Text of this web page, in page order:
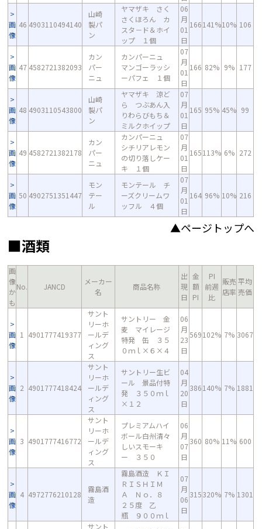
画
像
46 4903110494140
山崎
製パ
ン
ヤマザキ さく
さくほろん カ
スタ－ド＆ホイ
ップ １個
06
月
01
日
166141%10% 106
画
像
47 4582721382093
カン
パー
ニュ
カンパーニュ
マンゴーラッシ
ーパフェ １個
07
月
01
日
166 82% 9% 177
画
像
48 4903110543800
山崎
製パ
ン
ヤマザキ 涼ど
ら つぶあん入
りわらびもち＆
ミルクホイップ
07
月
01
日
165 95% 45% 99
画
像
49 4582721382178
カン
パー
ニュ
カンパーニュ
シチリアレモン
の切り落しケー
キ １個
07
月
01
日
165113% 6% 272
画
像
50 4902751351447
モン
テー
ル
モンテール チ
ーズクリームワ
ッフル ４個
07
月
01
日
164 96% 10% 216
▲ページトップへ
■酒類
画
像
か
も
No. JANCD
メーカー
名
商品名称
出
現
日
金
額
PI
PI
前週
比
販売
店率
平均
売価
画
像
1 4901777419377
サント
リーホ
ールデ
ィング
ス
サントリー 金
麦 マイレージ
特発 缶 ３５
０ｍｌ×６×４
06
月
23
日
569102% 7% 3067
画
像
2 4901777418424
サント
リーホ
ールデ
ィング
ス
サントリー生ビ
ール 景品付特
発 ３５０ｍｌ
×１２
04
月
20
日
386140% 7% 1881
画
像
3 4901777416772
サント
リーホ
ールデ
ィング
ス
プレミアムハイ
ボール白州清々
しいスモーキ
ー ３５０
06
月
07
日
360 80% 11% 600
画
像
4 4972776210128
霧島酒
造
霧島酒造 ＫＩ
ＲＩＳＨＩＭ
Ａ Ｎｏ．８
２５度 乙
瓶 ９００ｍｌ
07
月
06
日
315320% 7% 1301
サント